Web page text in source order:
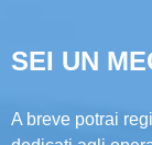
SEI UN
A breve potrai